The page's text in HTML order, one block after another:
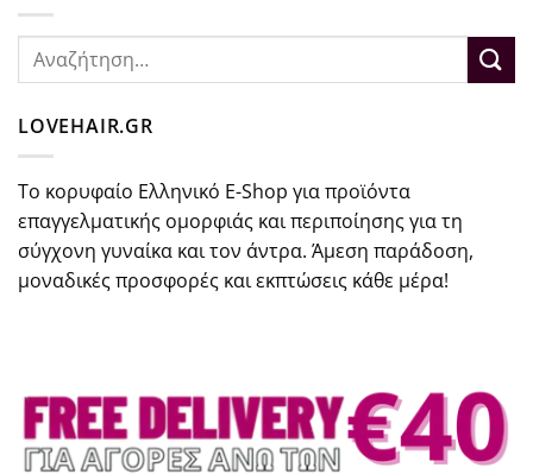
Αναζήτηση
LOVEHAIR.GR
Το κορυφαίο Ελληνικό E-Shop για προϊόντα
επαγγελματικής ομορφιάς και περιποίησης για τη
σύγχονη γυναίκα και τον άντρα. Άμεση παράδοση,
μοναδικές προσφορές και εκπτώσεις κάθε μέρα!